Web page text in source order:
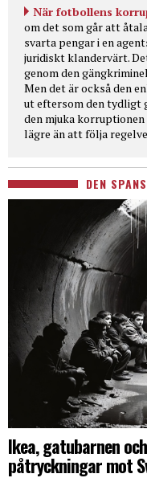
När fotbollens
om det som går att
svarta pengar i en
juridiskt klandervärt.
genom den
Men det är också den
ut eftersom den tydligt
den mjuka
lägre än att följa
DEN
Ikea, gatubarnen
påtryckningar mot